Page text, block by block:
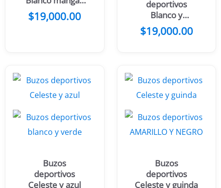
grises
$19,000.00
deportivos
Blanco y
hombros rojos
$19,000.00
Buzos
deportivos
Celeste y azul
Buzos
deportivos
Celeste y guinda